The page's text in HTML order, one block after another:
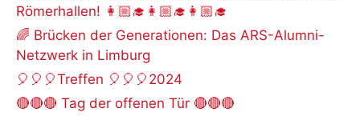
Römerhallen! 👩🏼‍🎓👩🏼‍🎓👩🏼‍🎓
🌈 Brücken der Generationen: Das ARS-Alumni-
Netzwerk in Limburg
🎈🎈🎈Treffen 🎈🎈🎈2024
🔴🔴🔴 Tag der offenen Tür 🔴🔴🔴